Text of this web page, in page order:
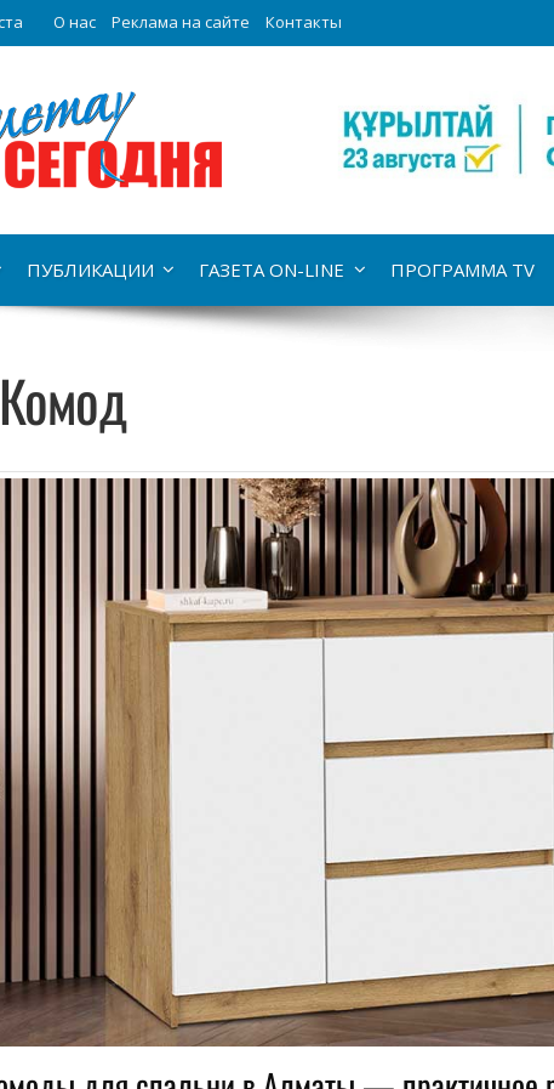
О нас Реклама на сайте Контакты
ПУБЛИКАЦИИ ГАЗЕТА ON-LINE ПРОГРАММА TV
Комод